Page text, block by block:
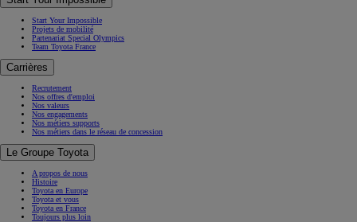
Start Your Impossible
Projets de mobilité
Partenariat Special Olympics
Team Toyota France
Carrières
Recrutement
Nos offres d'emploi
Nos valeurs
Nos engagements
Nos métiers supports
Nos métiers dans le réseau de concession
Le Groupe Toyota
A propos de nous
Histoire
Toyota en Europe
Toyota et vous
Toyota en France
Toujours plus loin